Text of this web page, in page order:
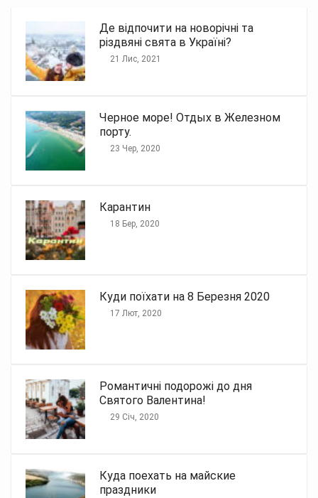
Де відпочити на новорічні та
різдвяні свята в Україні?
21 Лис, 2021
Черное море! Отдых в Железном
порту.
23 Чер, 2020
Карантин
18 Бер, 2020
Куди поїхати на 8 Березня 2020
17 Лют, 2020
Романтичні подорожі до дня
Святого Валентина!
29 Січ, 2020
Куда поехать на майские
праздники